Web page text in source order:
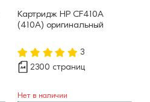
Картридж HP CF410A
(410A) оригинальный
3
2300 страниц
Нет в наличии